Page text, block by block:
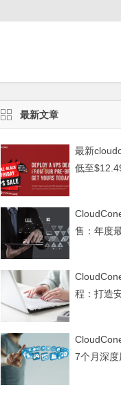
最新文章
最新
低至
售：年度
程：打造
7个月深